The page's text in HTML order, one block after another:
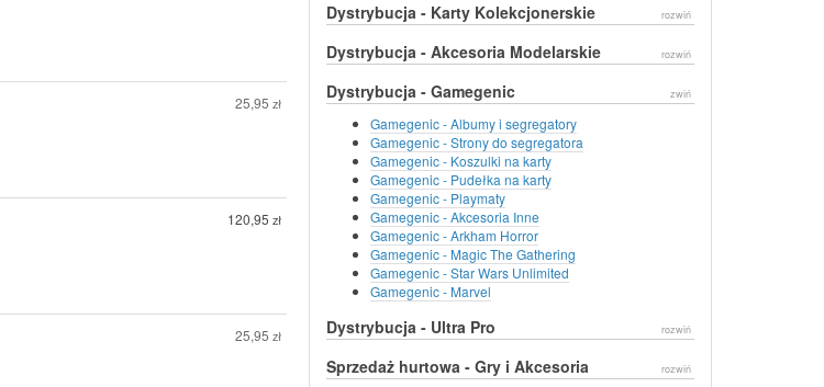
25,95 zł
120,95 zł
25,95 zł
Dystrybucja - Karty Kolekcjonerskie rozwiń
Dystrybucja - Akcesoria Modelarskie rozwiń
Dystrybucja - Gamegenic zwiń
Gamegenic - Albumy i segregatory
Gamegenic - Strony do segregatora
Gamegenic - Koszulki na karty
Gamegenic - Pudełka na karty
Gamegenic - Playmaty
Gamegenic - Akcesoria Inne
Gamegenic - Arkham Horror
Gamegenic - Magic The Gathering
Gamegenic - Star Wars Unlimited
Gamegenic - Marvel
Dystrybucja - Ultra Pro rozwiń
Sprzedaż hurtowa - Gry i Akcesoria rozwiń